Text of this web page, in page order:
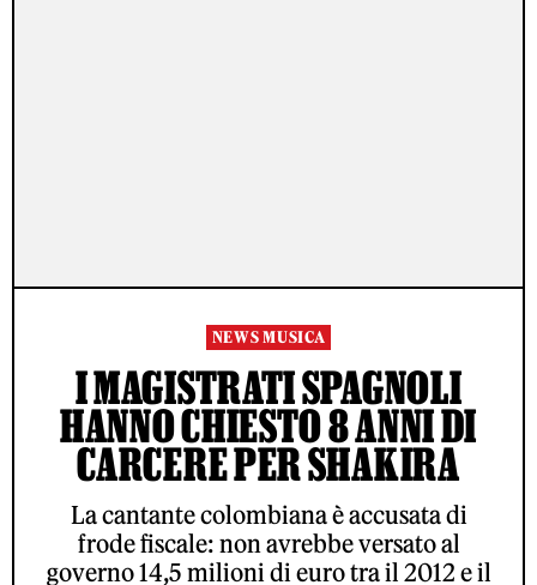
NEWS MUSICA
I MAGISTRATI SPAGNOLI
HANNO CHIESTO 8 ANNI DI
CARCERE PER SHAKIRA
La cantante colombiana è accusata di
frode fiscale: non avrebbe versato al
governo 14,5 milioni di euro tra il 2012 e il